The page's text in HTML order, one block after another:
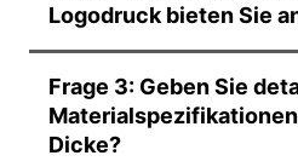
Logodruck bieten Sie
Frage 3: Geben Sie
Materialspezifikationen
Dicke?